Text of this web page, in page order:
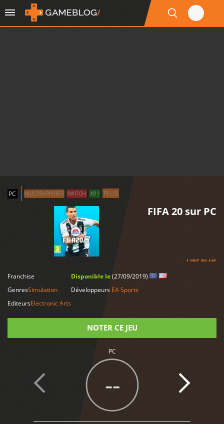
PC MULTISUPPORTS SWITCH XB1 PLUS
FIFA 20 sur PC
LIRE PLUS
Franchise
GenresSimulation
EditeursElectronic Arts
Disponible le(27/09/2019)
Développeurs EA Sports
NOTER CE JEU
PC
--